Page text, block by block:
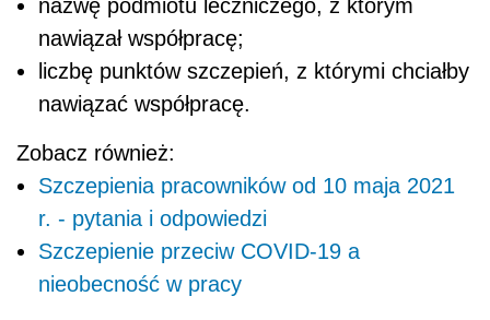
nazwę podmiotu leczniczego, z którym
nawiązał współpracę;
liczbę punktów szczepień, z którymi chciałby
nawiązać współpracę.
Zobacz również:
Szczepienia pracowników od 10 maja 2021
r. - pytania i odpowiedzi
Szczepienie przeciw COVID-19 a
nieobecność w pracy